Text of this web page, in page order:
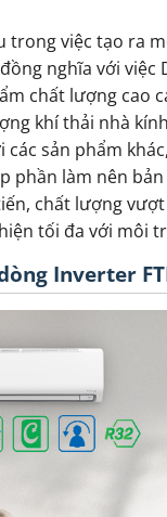
trong việc tạo ra
nghĩa với việc
chất lượng cao
khí thải nhà
sản phẩm
phần làm nên
chất lượng
tối đa với môi
Inverter